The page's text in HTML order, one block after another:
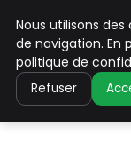
Nous utilisons
de navigation. En
politique de
Refuser